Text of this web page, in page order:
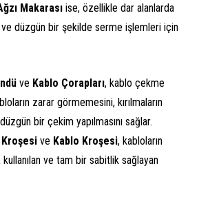
Makarası ise, özellikle dar alanlarda
düzgün bir şekilde serme işlemleri için
ve Kablo Çorapları, kablo çekme
zarar görmemesini, kırılmaların
bir çekim yapılmasını sağlar.
ve Kablo Kroşesi, kabloların
kullanılan ve tam bir sabitlik sağlayan